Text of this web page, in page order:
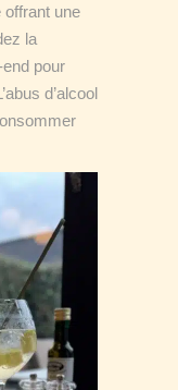
offrant une
la
pour
d’alcool